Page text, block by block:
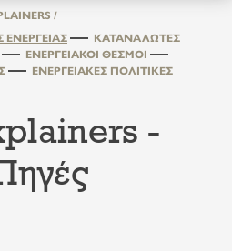
/
ΕΝΈΡΓΕΙΑΣ
ΚΑΤΑΝΑΛΩΤΈΣ
ΕΝΕΡΓΕΙΑΚΟΊ ΘΕΣΜΟΊ
ΕΝΕΡΓΕΙΑΚΈΣ ΠΟΛΙΤΙΚΈΣ
-